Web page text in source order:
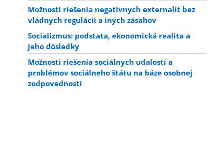
Možnosti riešenia negatívnych externalít bez
vládnych regulácií a iných zásahov
Socializmus: podstata, ekonomická realita a
jeho dôsledky
Možnosti riešenia sociálnych udalostí a
problémov sociálneho štátu na báze osobnej
zodpovednosti